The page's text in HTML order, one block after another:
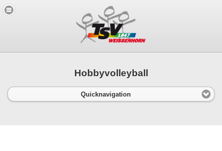
Hobbyvolleyball
Quicknavigation